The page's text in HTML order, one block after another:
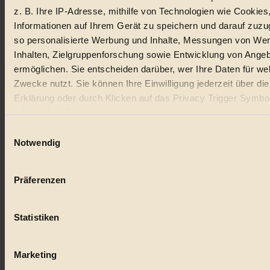
z. B. Ihre IP-Adresse, mithilfe von Technologien wie
Informationen auf Ihrem Gerät zu speichern und darauf
so personalisierte Werbung und Inhalte, Messungen von
Inhalten, Zielgruppenforschung sowie Entwicklung von
ermöglichen. Sie entscheiden darüber, wer Ihre Daten für
Zwecke nutzt. Sie können Ihre Einwilligung jederzeit über
Erklärung oder durch Klicken auf das Privacy Trigger
oder widerrufen
Wenn Sie es erlauben, würden wir auch gerne:
Ihr Gerät durch aktives Scannen nach bestimmten
Erfahren Sie mehr darüber, wie Ihre persönlichen Daten
Notwendig
Präferenzen
Statistiken
Marketing
Natur
kinderbuch
nachhaltig